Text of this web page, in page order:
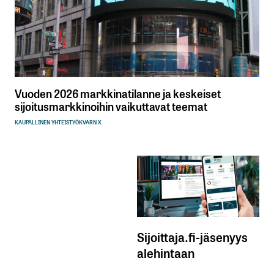
Vuoden 2026 markkinatilanne ja keskeiset
sijoitusmarkkinoihin vaikuttavat teemat
KAUPALLINEN YHTEISTYÖKVARN X
Sijoittaja.fi-jäsenyys
alehintaan